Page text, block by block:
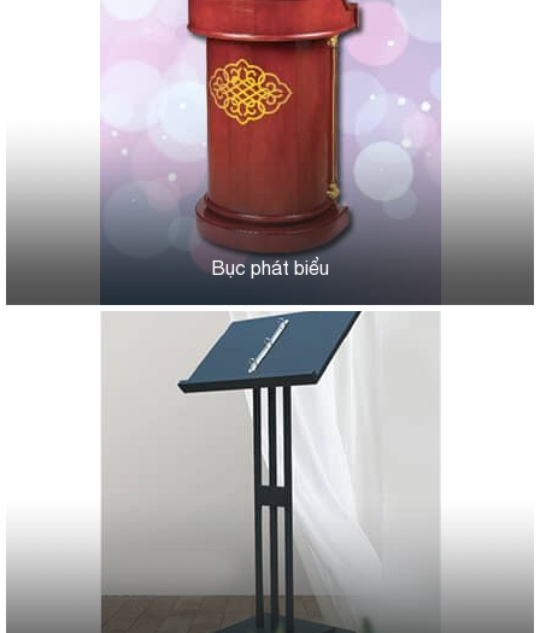
Bục phát biểu